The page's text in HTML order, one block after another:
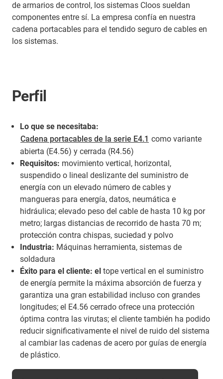
de armarios de control, los sistemas Cloos sueldan
componentes entre sí. La empresa confía en nuestra
cadena portacables para el tendido seguro de cables en
los sistemas.
Perfil
Lo que se necesitaba:
Cadena portacables de la serie E4.1 como variante
abierta (E4.56) y cerrada (R4.56)
Requisitos: movimiento vertical, horizontal,
suspendido o lineal deslizante del suministro de
energía con un elevado número de cables y
mangueras para energía, datos, neumática e
hidráulica; elevado peso del cable de hasta 10 kg por
metro; largas distancias de recorrido de hasta 70 m;
protección contra chispas, suciedad y polvo
Industria: Máquinas herramienta, sistemas de
soldadura
Éxito para el cliente: el tope vertical en el suministro
de energía permite la máxima absorción de fuerza y
garantiza una gran estabilidad incluso con grandes
longitudes; el E4.56 cerrado ofrece una protección
óptima contra las virutas; el cliente también ha podido
reducir significativamente el nivel de ruido del sistema
al cambiar las cadenas de acero por guías de energía
de plástico.